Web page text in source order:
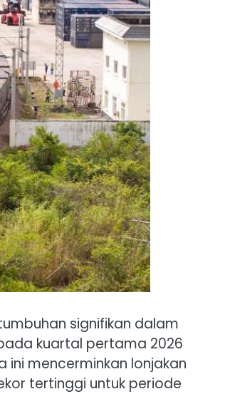
signifikan dalam
kuartal pertama 2026
ini mencerminkan lonjakan
tertinggi untuk periode